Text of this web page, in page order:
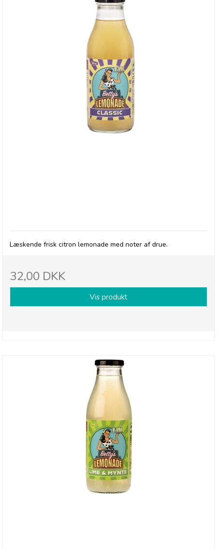
Læskende frisk citron lemonade med noter af drue.
32,00 DKK
Vis produkt